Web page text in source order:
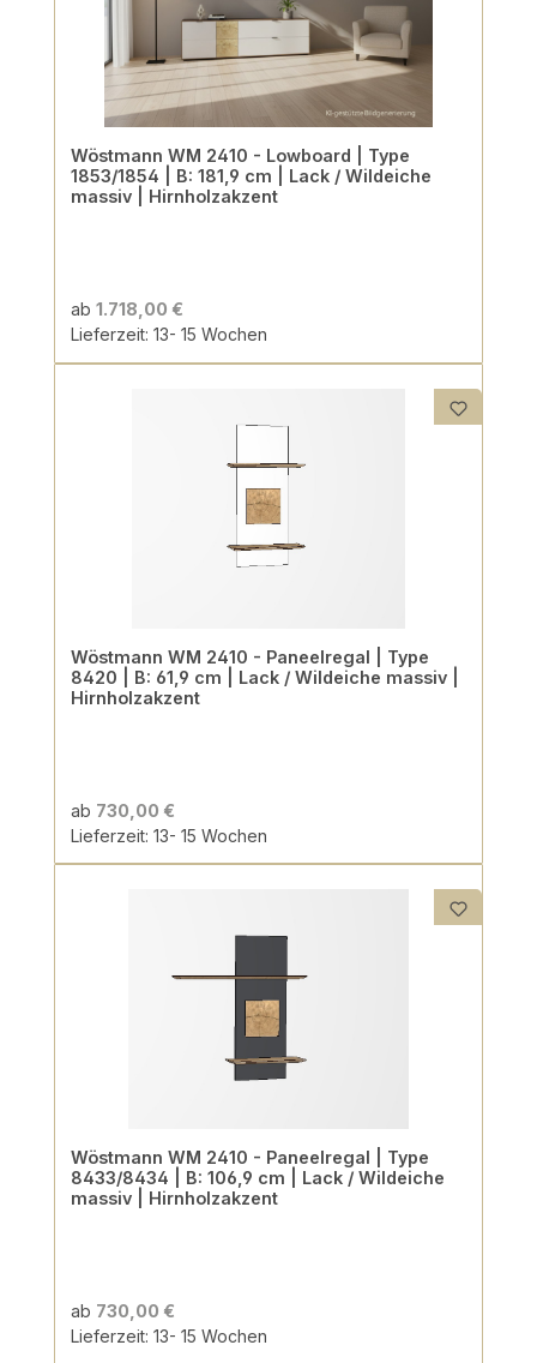
Wöstmann WM 2410 - Lowboard | Type
1853/1854 | B: 181,9 cm | Lack / Wildeiche
massiv | Hirnholzakzent
ab 1.718,00 €
Lieferzeit: 13- 15 Wochen
Wöstmann WM 2410 - Paneelregal | Type
8420 | B: 61,9 cm | Lack / Wildeiche massiv |
Hirnholzakzent
ab 730,00 €
Lieferzeit: 13- 15 Wochen
Wöstmann WM 2410 - Paneelregal | Type
8433/8434 | B: 106,9 cm | Lack / Wildeiche
massiv | Hirnholzakzent
ab 730,00 €
Lieferzeit: 13- 15 Wochen